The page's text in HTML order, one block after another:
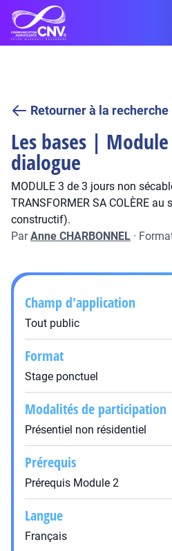
Retourner à la recherche
Les bases |
dialogue
MODULE 3 de 3 jours non
TRANSFORMER SA COLÈRE
constructif).
ParAnne CHARBONNEL ·
Champ d'application
Tout public
Format
Stage ponctuel
Modalités de participation
Présentiel non résidentiel
Prérequis
Prérequis Module 2
Langue
Français